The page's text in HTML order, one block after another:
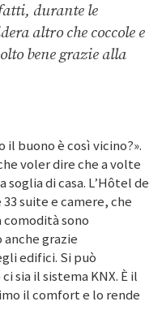
durante le
altro che coccole e
bene grazie alla
il buono è così vicino?».
voler dire che a volte
di casa. L’Hôtel de
suite e camere, che
sono
grazie
edifici. Si può
sia il sistema KNX. È il
il comfort e lo rende